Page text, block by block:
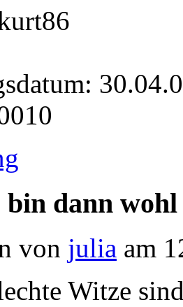
bin dann
von julia am
Witze